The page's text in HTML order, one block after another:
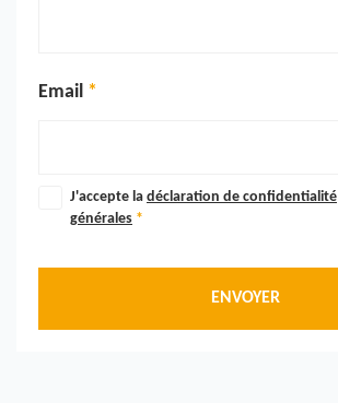
Email
J'accepte la déclaration de confidentialité
générales *
ENVOYER